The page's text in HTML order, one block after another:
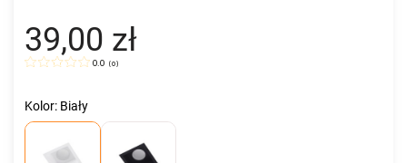
39,00 zł
0.0 (0)
Kolor: Biały